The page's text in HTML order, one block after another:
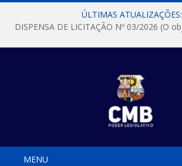
ÚLTIMAS ATUALIZAÇÕES:
MENU